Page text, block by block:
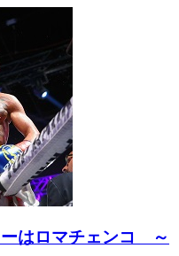
はロマチェンコ ～